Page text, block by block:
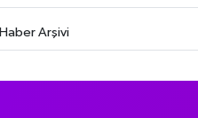
Haber Arşivi